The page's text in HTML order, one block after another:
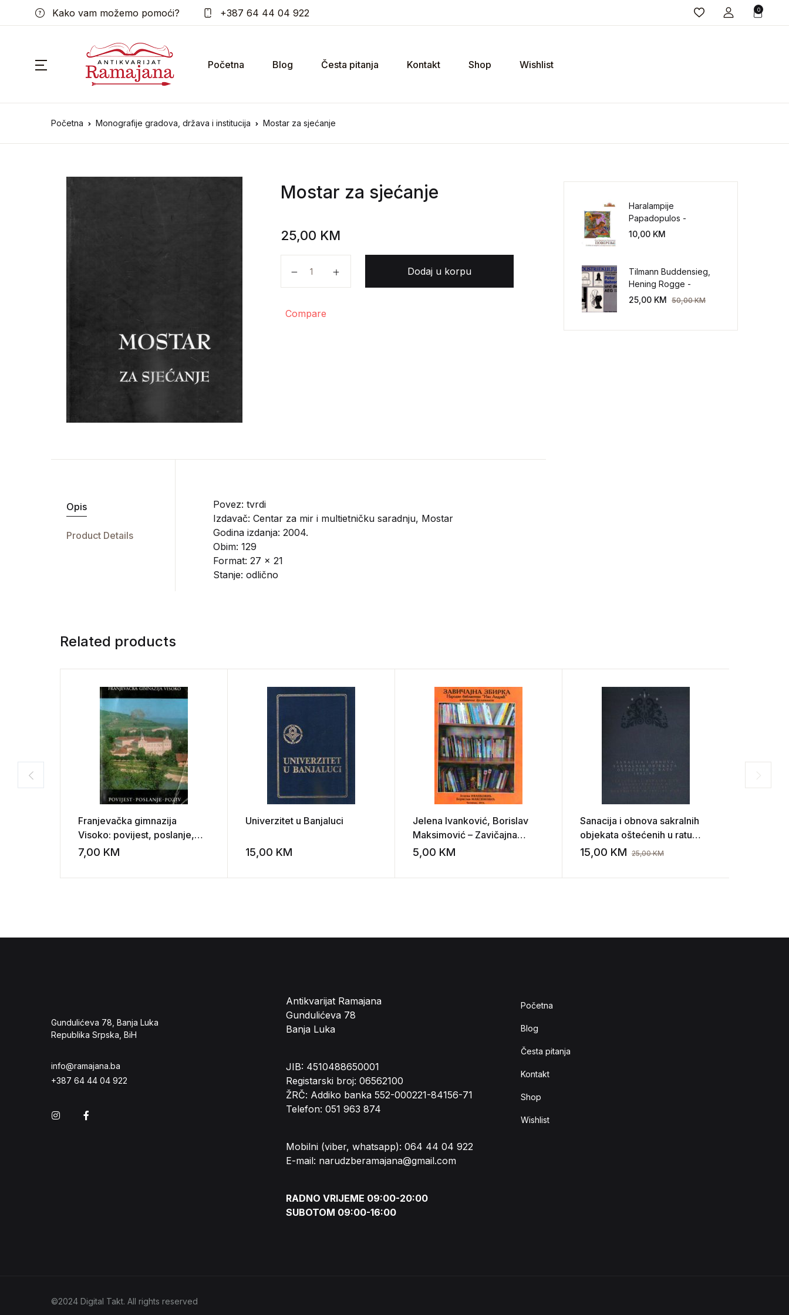
Kako vam možemo pomoći? +387 64 44 04 922 0
Početna Blog Česta pitanja Kontakt Shop Wishlist
Početna Monografije gradova, država i institucija Mostar za sjećanje
Mostar za sjećanje
25,00 KM
Dodaj u korpu
Compare
Opis
Product Details
Povez: tvrdi
Izdavač: Centar za mir i multietničku saradnju, Mostar
Godina izdanja: 2004.
Obim: 129
Format: 27 x 21
Stanje: odlično
Haralampije
Papadopulos -
Poverenje: sloboda od
10,00 KM
Tilmann Buddensieg,
Hening Rogge -
Industriekultur: Peter
25,00 KM 50,00KM
Related products
Franjevačka gimnazija
Visoko: povijest, poslanje,
poziv
7,00 KM Add to wishlist
Univerzitet u Banjaluci
15,00 KM Add to wishlist
Jelena Ivanković, Borislav
Maksimović – Zavičajna
zbirka Narodne biblioteke
5,00 KM Add to wishlist
Sanacija i obnova sakralnih
objekata oštećenih u ratu
1992/95.
15,00 KM 25,00KM
Gundulićeva 78, Banja Luka
Republika Srpska, BiH
info@ramajana.ba
+387 64 44 04 922
Instagram
Antikvarijat Ramajana
Gundulićeva 78
Banja Luka
JIB: 4510488650001
Registarski broj: 06562100
ŽRČ: Addiko banka 552-000221-84156-71
Telefon: 051 963 874
Mobilni (viber, whatsapp): 064 44 04 922
E-mail: narudzberamajana@gmail.com
RADNO VRIJEME 09:00-20:00
SUBOTOM 09:00-16:00
Početna
Blog
Česta pitanja
Kontakt
Shop
Wishlist
©2024 Digital Takt. All rights reserved